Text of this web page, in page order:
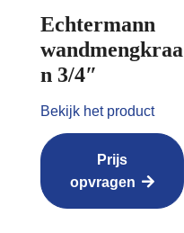
Echtermann
wandmengkraa
n 3/4″
Bekijk het product
Prijs
opvragen